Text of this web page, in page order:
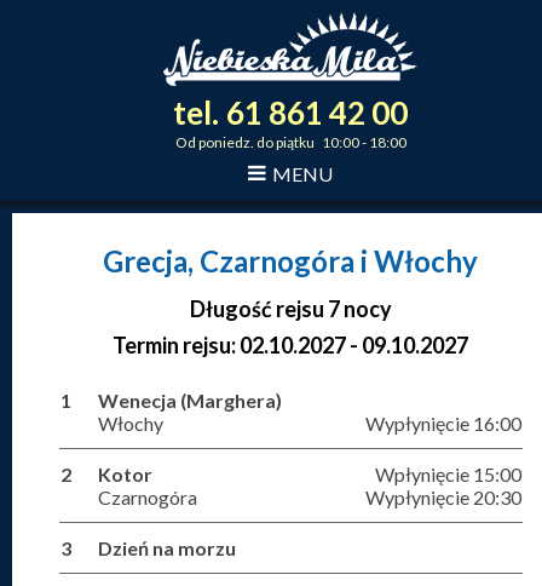
tel. 61 861 42 00
Od poniedz. do piątku 10:00 - 18:00
MENU
Grecja, Czarnogóra i Włochy
Długość rejsu 7 nocy
Termin rejsu: 02.10.2027 - 09.10.2027
1
Wenecja (Marghera)
Włochy
Wypłynięcie 16:00
2
Kotor
Czarnogóra
Wpłynięcie 15:00
Wypłynięcie 20:30
3 Dzień na morzu